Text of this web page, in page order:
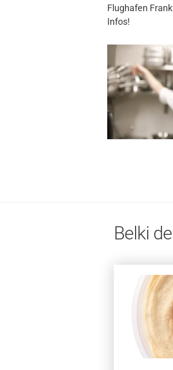
Flughafen
Infos!
Belki